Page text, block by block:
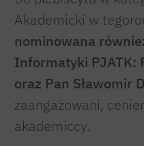
Akademicki w
nominowana
Informatyki PJATK:
oraz Pan Sławomir
zaangażowani,
akademiccy.